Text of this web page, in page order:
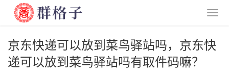
京东快递可以放到菜鸟驿站吗，京东快
递可以放到菜鸟驿站吗有取件码嘛？